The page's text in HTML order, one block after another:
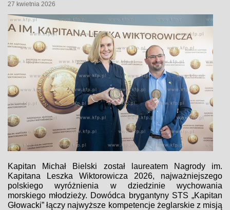
27 kwietnia 2026
Kapitan Michał Bielski został laureatem Nagrody im.
Kapitana Leszka Wiktorowicza 2026, najważniejszego
polskiego wyróżnienia w dziedzinie wychowania
morskiego młodzieży. Dowódca brygantyny STS „Kapitan
Głowacki” łączy najwyższe kompetencje żeglarskie z misją